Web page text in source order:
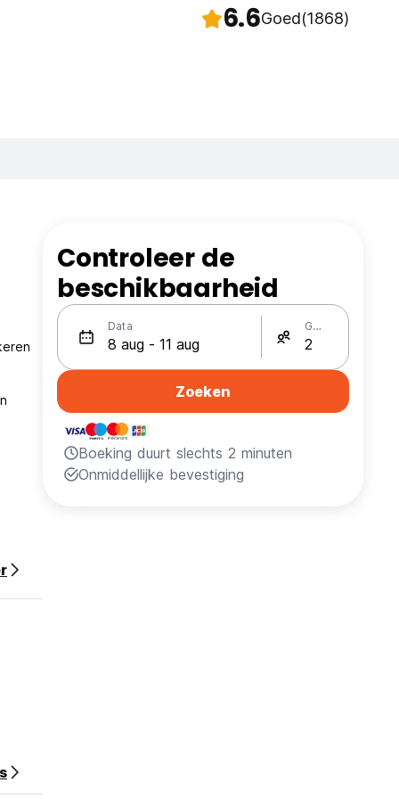
6.6Goed(1868)
Er
Controleer de
beschikbaarheid
Data Gasten
Zoeken
Boeking duurt slechts 2 minuten
Onmiddellijke bevestiging